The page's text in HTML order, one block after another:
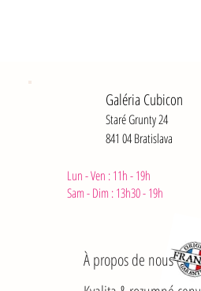
Galéria Cubicon
Staré Grunty 24
841 04 Bratislava
Lun - Ven : 11h - 19h
Sam - Dim :13h30 - 19h
À propos de nous